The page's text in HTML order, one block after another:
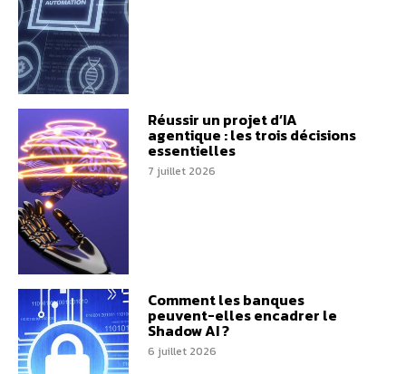
Réussir un projet d’IA
agentique : les trois décisions
essentielles
7 juillet 2026
Comment les banques
peuvent-elles encadrer le
Shadow AI ?
6 juillet 2026